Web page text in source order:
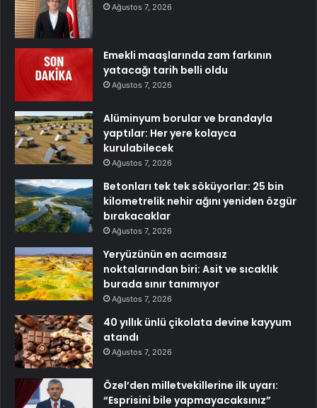
Ağustos 7, 2026
Emekli maaşlarında zam farkının
yatacağı tarih belli oldu
Ağustos 7, 2026
Alüminyum borular ve brandayla
yaptılar: Her yere kolayca
kurulabilecek
Ağustos 7, 2026
Betonları tek tek söküyorlar: 25 bin
kilometrelik nehir ağını yeniden özgür
bırakacaklar
Ağustos 7, 2026
Yeryüzünün en acımasız
noktalarından biri: Asit ve sıcaklık
burada sınır tanımıyor
Ağustos 7, 2026
40 yıllık ünlü çikolata devine kayyum
atandı
Ağustos 7, 2026
Özel’den milletvekillerine ilk uyarı:
“Esprisini bile yapmayacaksınız”